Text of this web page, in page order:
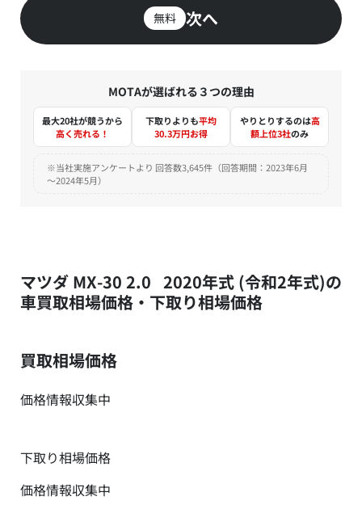
無料 次へ
MOTAが選ばれる３つの理由
最大20社が競うから
高く売れる！
下取りよりも平均
30.3万円お得
やりとりするのは高
額上位3社のみ
※当社実施アンケートより 回答数3,645件（回答期間：2023年6月
～2024年5月）
マツダ MX-30 2.0 2020年式 (令和2年式)の
車買取相場価格・下取り相場価格
買取相場価格
価格情報収集中
下取り相場価格
価格情報収集中